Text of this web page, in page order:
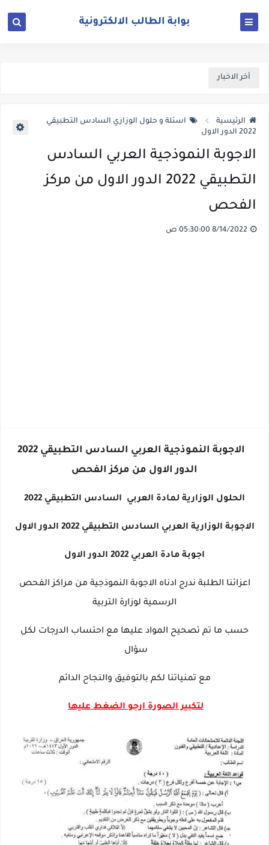
أخر الاخبار
الرئيسية
اسئلة و حلول الوزاري السادس التطبيقي
2022 الدور الاول
الاجوبة النموذجية العربي السادس
التطبيقي 2022 الدور الاول من مركز
الفحص
الاجوبة النموذجية العربي السادس التطبيقي 2022
الدور الاول من مركز الفحص
الحلول الوزارية لمادة العربي السادس التطبيقي 2022
الاجوبة الوزارية العربي السادس التطبيقي 2022 الدور الاول
اجوبة مادة العربي 2022 الدور الاول
اعزائنا الطلبة ندرج ادناه الاجوبة النموذجية من مراكز الفحص
الرسمية لوزارة التربية
حسب ما تم تصحيح المواد عليها مع احتساب الدرجات لكل
سؤال
مع تمنياتنا لكم بالتوفيق والنجاح الدائم
لتكبير الصورة ارجو الضغط عليها